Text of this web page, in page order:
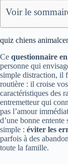
Voir le
quiz chiens
Ce questionnaire
personne qui
simple distraction, il
routière : il croise
caractéristiques des
entremetteur qui
pas l’amour
d’une bonne
simple : éviter les
parfois à des
toute la famille.